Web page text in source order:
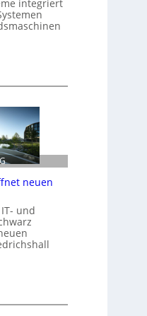
integriert
neuen
und